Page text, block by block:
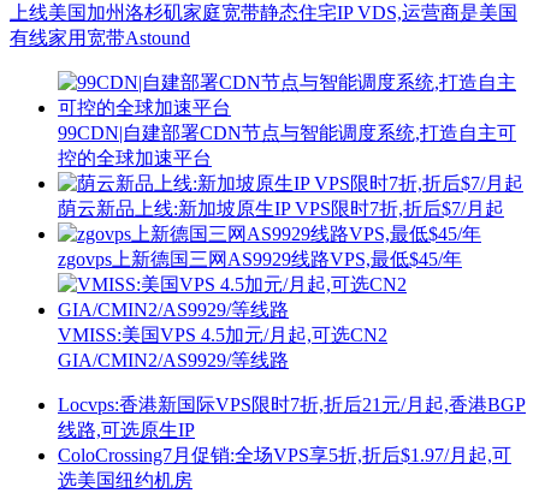
上线美国加州洛杉矶家庭宽带静态住宅IP VDS,运营商是美国
有线家用宽带Astound
99CDN|自建部署CDN节点与智能调度系统,打造自主可
控的全球加速平台
荫云新品上线:新加坡原生IP VPS限时7折,折后$7/月起
zgovps上新德国三网AS9929线路VPS,最低$45/年
VMISS:美国VPS 4.5加元/月起,可选CN2
GIA/CMIN2/AS9929/等线路
Locvps:香港新国际VPS限时7折,折后21元/月起,香港BGP
线路,可选原生IP
ColoCrossing7月促销:全场VPS享5折,折后$1.97/月起,可
选美国纽约机房